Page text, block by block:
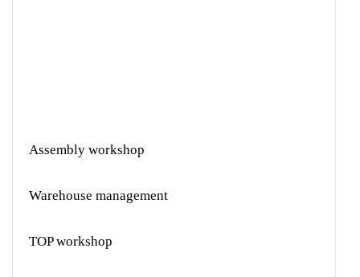
Assembly workshop
Warehouse management
TOP workshop